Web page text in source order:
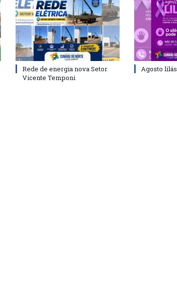
Rede de energia nova Setor
Vicente Temponi
Agosto lilás